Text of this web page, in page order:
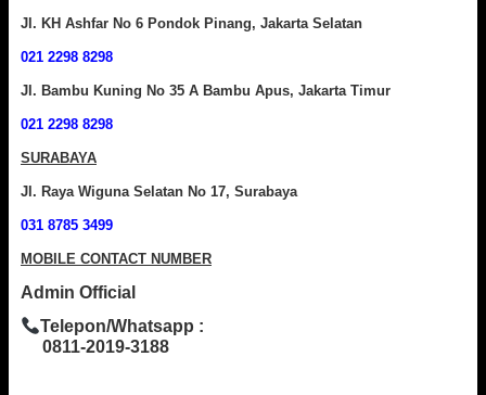
Jl. KH Ashfar No 6 Pondok Pinang, Jakarta Selatan
021 2298 8298
Jl. Bambu Kuning No 35 A Bambu Apus, Jakarta Timur
021 2298 8298
SURABAYA
Jl. Raya Wiguna Selatan No 17, Surabaya
031 8785 3499
MOBILE CONTACT NUMBER
Admin Official
Telepon/Whatsapp :
0811-2019-3188